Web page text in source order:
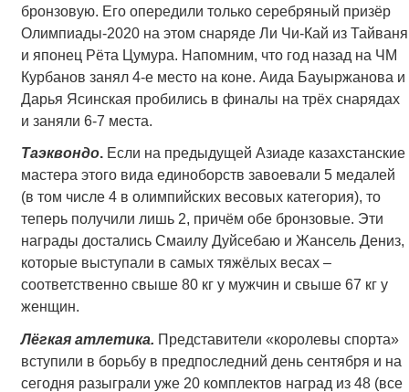
бронзовую. Его опередили только серебряный призёр
Олимпиады-2020 на этом снаряде Ли Чи-Кай из Тайваня
и японец Рёта Цумура. Напомним, что год назад на ЧМ
Курбанов занял 4-е место на коне. Аида Бауыржанова и
Дарья Ясинская пробились в финалы на трёх снарядах
и заняли 6-7 места.
Таэквондо. Если на предыдущей Азиаде казахстанские
мастера этого вида единоборств завоевали 5 медалей
(в том числе 4 в олимпийских весовых категория), то
теперь получили лишь 2, причём обе бронзовые. Эти
награды достались Смаилу Дуйсебаю и Жансель Дениз,
которые выступали в самых тяжёлых весах –
соответственно свыше 80 кг у мужчин и свыше 67 кг у
женщин.
Лёгкая атлетика. Представители «королевы спорта»
вступили в борьбу в предпоследний день сентября и на
сегодня разыграли уже 20 комплектов наград из 48 (все